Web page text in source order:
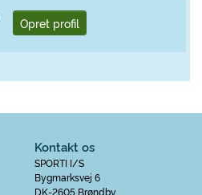
Opret profil
Kontakt os
SPORTI I/S
Bygmarksvej 6
DK-2605 Brøndby